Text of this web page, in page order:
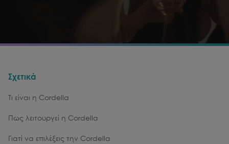
Σχετικά
Τι είναι η Cordella
Πως λειτουργεί η Cordella
Γιατί να επιλέξεις την Cordella